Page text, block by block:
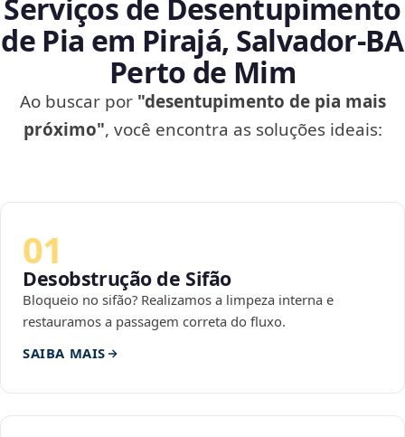
Serviços de Desentupimento
de Pia em Pirajá, Salvador‑BA
Perto de Mim
Ao buscar por "desentupimento de pia mais
próximo", você encontra as soluções ideais:
01
Desobstrução de Sifão
Bloqueio no sifão? Realizamos a limpeza interna e
restauramos a passagem correta do fluxo.
SAIBA MAIS